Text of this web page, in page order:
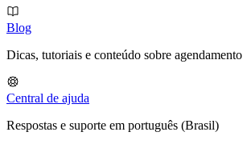
Blog
Dicas, tutoriais e conteúdo sobre agendamento
Central de ajuda
Respostas e suporte em português (Brasil)